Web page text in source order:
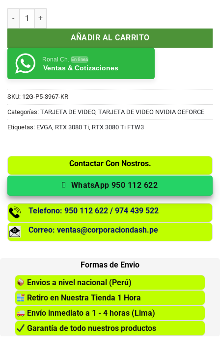
Tarjeta video EVGA RTX 3080 Ti FTW3 ULTRA GAMING 12GB
AÑADIR AL CARRITO
Ronal Ch. En línea
Ventas & Cotizaciones
SKU: 12G-P5-3967-KR
Categorías: TARJETA DE VIDEO, TARJETA DE VIDEO NVIDIA GEFORCE
Etiquetas: EVGA, RTX 3080 Ti, RTX 3080 Ti FTW3
Contactar Con Nostros.
WhatsApp 950 112 622
Telefono: 950 112 622 / 974 439 522
Correo: ventas@corporaciondash.pe
Formas de Envio
Envios a nivel nacional (Perú)
Retiro en Nuestra Tienda 1 Hora
Envío inmediato a 1 - 4 horas (Lima)
Garantía de todo nuestros productos